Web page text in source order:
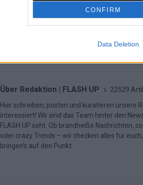
CONFIRM
Data Deletion
Über Redaktion | FLASH UP 22529
Hier schreiben, posten und kuratieren unsere
interessiert! Wir sind das Team hinter den
FLASH UP seht. Ob brandheiße Nachrichten,
oder crazy Trends – wir checken alles für
bringen’s auf den Punkt.